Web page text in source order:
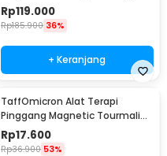
Belt Massager - X5
Rp119.000
Rp185.900 36%
+ Keranjang
TaffOmicron Alat Terapi
Pinggang Magnetic Tourmaline
Nylon Size L
Rp17.600
Rp36.900 53%